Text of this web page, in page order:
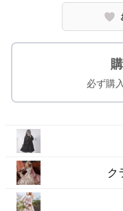
必ず購
ク